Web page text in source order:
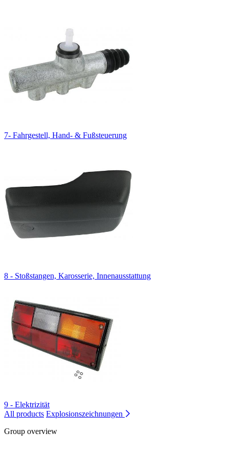
7- Fahrgestell, Hand- & Fußsteuerung
8 - Stoßstangen, Karosserie, Innenausstattung
9 - Elektrizität
All products Explosionszeichnungen
Group overview